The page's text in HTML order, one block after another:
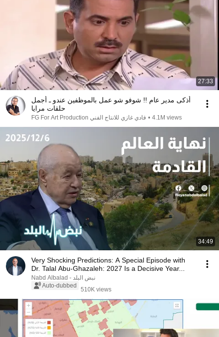
27:33
أذكى مدير عام !! شوفو شو عمل بالموظفين عندو ـ أجمل
حلقات مرايا
FG For Art Production فادي غازي للانتاج الفني • 4.1M views
34:49
Very Shocking Predictions: A Special Episode with
Dr. Talal Abu-Ghazaleh: 2027 Is a Decisive Year...
Nabd Albalad - نبض البلد
Auto-dubbed
510K views